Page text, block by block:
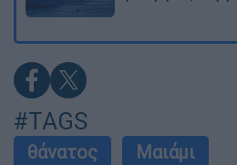
#TAGS
θάνατος
Μαιάμι